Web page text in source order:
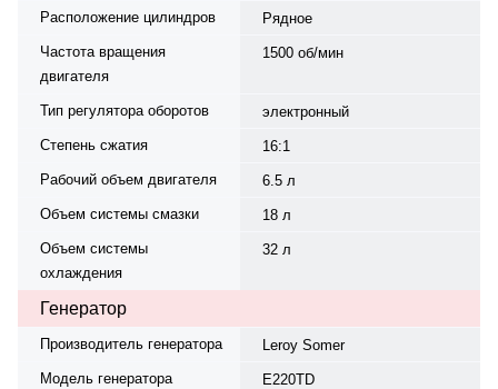
Расположение цилиндров
Рядное
Частота вращения
двигателя
1500 об/мин
Тип регулятора оборотов
электронный
Степень сжатия
16:1
Рабочий объем двигателя
6.5 л
Объем системы смазки
18 л
Объем системы
охлаждения
32 л
Генератор
Производитель генератора
Leroy Somer
Модель генератора
E220TD